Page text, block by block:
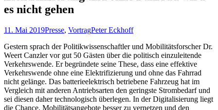
es nicht gehen
11. Mai 2019Presse, VortragPeter Eckhoff
Gestern sprach der Politikwissenschaftler und Mobilitätsforscher Dr.
Weert Canzler vor gut 50 Gästen über die politisch einzuleitende
Verkehrswende. Er begründete seine These, dass eine effektive
Verkehrswende ohne eine Elektrifizierung und ohne das Fahrrad
nicht gelänge. Das batterieelektrisch betriebene Fahrzeug hat im
Vergleich mit anderen Antriebsarten den geringste Strombedarf und
sei diesen daher technologisch überlegen. In der Digitalisierung liegt
die Chance, Mobilitätsangebote besser zu vernetzen und den